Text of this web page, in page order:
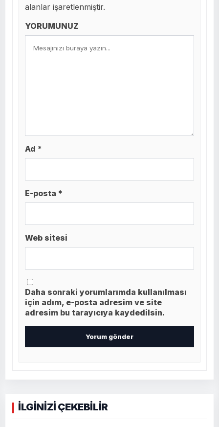
alanlar işaretlenmiştir.
YORUMUNUZ
Ad *
E-posta *
Web sitesi
Daha sonraki yorumlarımda kullanılması
için adım, e-posta adresim ve site
adresim bu tarayıcıya kaydedilsin.
İLGİNİZİ ÇEKEBİLİR